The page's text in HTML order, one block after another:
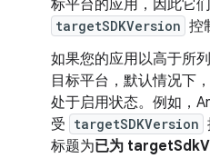
标平台的应用，因此它
targetSDKVersion 控
如果您的应用以高于所
目标平台，默认情况下
处于启用状态。例如，
受 targetSDKVersion
标题为已为